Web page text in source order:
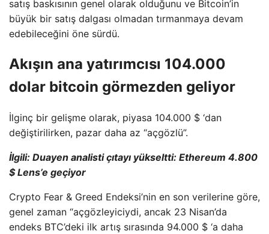
satış baskısının genel olarak olduğunu ve Bitcoin’in
büyük bir satış dalgası olmadan tırmanmaya devam
edebileceğini öne sürdü.
Akışın ana yatırımcısı 104.000
dolar bitcoin görmezden geliyor
İlginç bir gelişme olarak, piyasa 104.000 $ ‘dan
değiştirilirken, pazar daha az “açgözlü”.
İlgili: Duayen analisti çıtayı yükseltti: Ethereum 4.800
$ Lens’e geçiyor
Crypto Fear & Greed Endeksi’nin en son verilerine göre,
genel zaman “açgözleyiciydi, ancak 23 Nisan’da
endeks BTC’deki ilk artış sırasında 94.000 $ ‘a daha